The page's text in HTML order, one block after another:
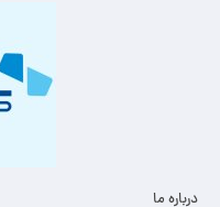
درباره ما